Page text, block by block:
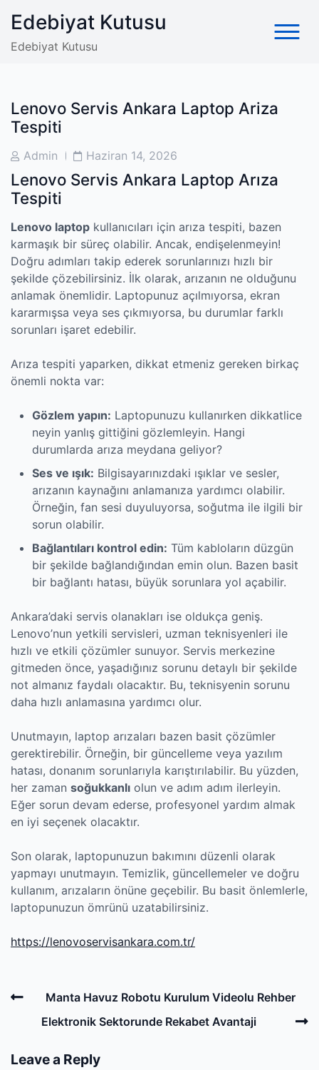
content
Edebiyat Kutusu
Edebiyat Kutusu
Lenovo Servis Ankara Laptop Ariza
Tespiti
PostAdmin
PostHaziran 14, 2026
Lenovo Servis Ankara Laptop Arıza
Tespiti
Lenovo laptop kullanıcıları için arıza tespiti, bazen
karmaşık bir süreç olabilir. Ancak, endişelenmeyin!
Doğru adımları takip ederek sorunlarınızı hızlı bir
şekilde çözebilirsiniz. İlk olarak, arızanın ne olduğunu
anlamak önemlidir. Laptopunuz açılmıyorsa, ekran
kararmışsa veya ses çıkmıyorsa, bu durumlar farklı
sorunları işaret edebilir.
Arıza tespiti yaparken, dikkat etmeniz gereken birkaç
önemli nokta var:
Gözlem yapın: Laptopunuzu kullanırken dikkatlice
neyin yanlış gittiğini gözlemleyin. Hangi
durumlarda arıza meydana geliyor?
Ses ve ışık: Bilgisayarınızdaki ışıklar ve sesler,
arızanın kaynağını anlamanıza yardımcı olabilir.
Örneğin, fan sesi duyuluyorsa, soğutma ile ilgili bir
sorun olabilir.
Bağlantıları kontrol edin: Tüm kabloların düzgün
bir şekilde bağlandığından emin olun. Bazen basit
bir bağlantı hatası, büyük sorunlara yol açabilir.
Ankara’daki servis olanakları ise oldukça geniş.
Lenovo’nun yetkili servisleri, uzman teknisyenleri ile
hızlı ve etkili çözümler sunuyor. Servis merkezine
gitmeden önce, yaşadığınız sorunu detaylı bir şekilde
not almanız faydalı olacaktır. Bu, teknisyenin sorunu
daha hızlı anlamasına yardımcı olur.
Unutmayın, laptop arızaları bazen basit çözümler
gerektirebilir. Örneğin, bir güncelleme veya yazılım
hatası, donanım sorunlarıyla karıştırılabilir. Bu yüzden,
her zaman soğukkanlı olun ve adım adım ilerleyin.
Eğer sorun devam ederse, profesyonel yardım almak
en iyi seçenek olacaktır.
Son olarak, laptopunuzun bakımını düzenli olarak
yapmayı unutmayın. Temizlik, güncellemeler ve doğru
kullanım, arızaların önüne geçebilir. Bu basit önlemlerle,
laptopunuzun ömrünü uzatabilirsiniz.
https://lenovoservisankara.com.tr/
Post
navigation
PreviousManta Havuz Robotu Kurulum Videolu Rehber
Elektronik Sektorunde Rekabet Avantaji
Leave a Reply